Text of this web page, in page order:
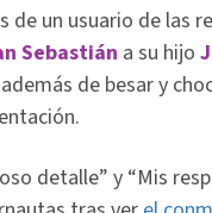
un usuario de las
Sebastián a su hijo
de besar y
detalle” y “Mis